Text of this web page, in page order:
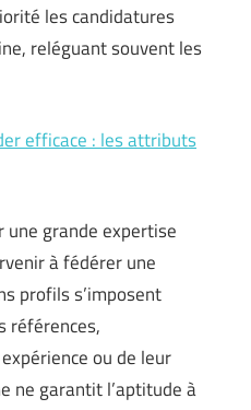
les candidatures
reléguant souvent les
efficace : les attributs
une grande expertise
à fédérer une
profils s’imposent
références,
ou de leur
ne garantit l’aptitude à